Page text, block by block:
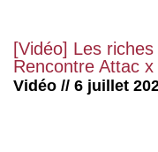
[Vidéo] Les
Rencontre Attac
Vidéo // 6 juillet